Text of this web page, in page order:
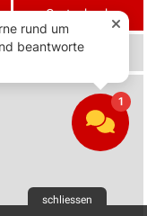
Gartenbuch
schliessen